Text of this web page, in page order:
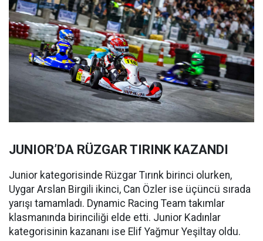
JUNIOR’DA RÜZGAR TIRINK KAZANDI
Junior kategorisinde Rüzgar Tırınk birinci olurken,
Uygar Arslan Birgili ikinci, Can Özler ise üçüncü sırada
yarışı tamamladı. Dynamic Racing Team takımlar
klasmanında birinciliği elde etti. Junior Kadınlar
kategorisinin kazananı ise Elif Yağmur Yeşiltay oldu.